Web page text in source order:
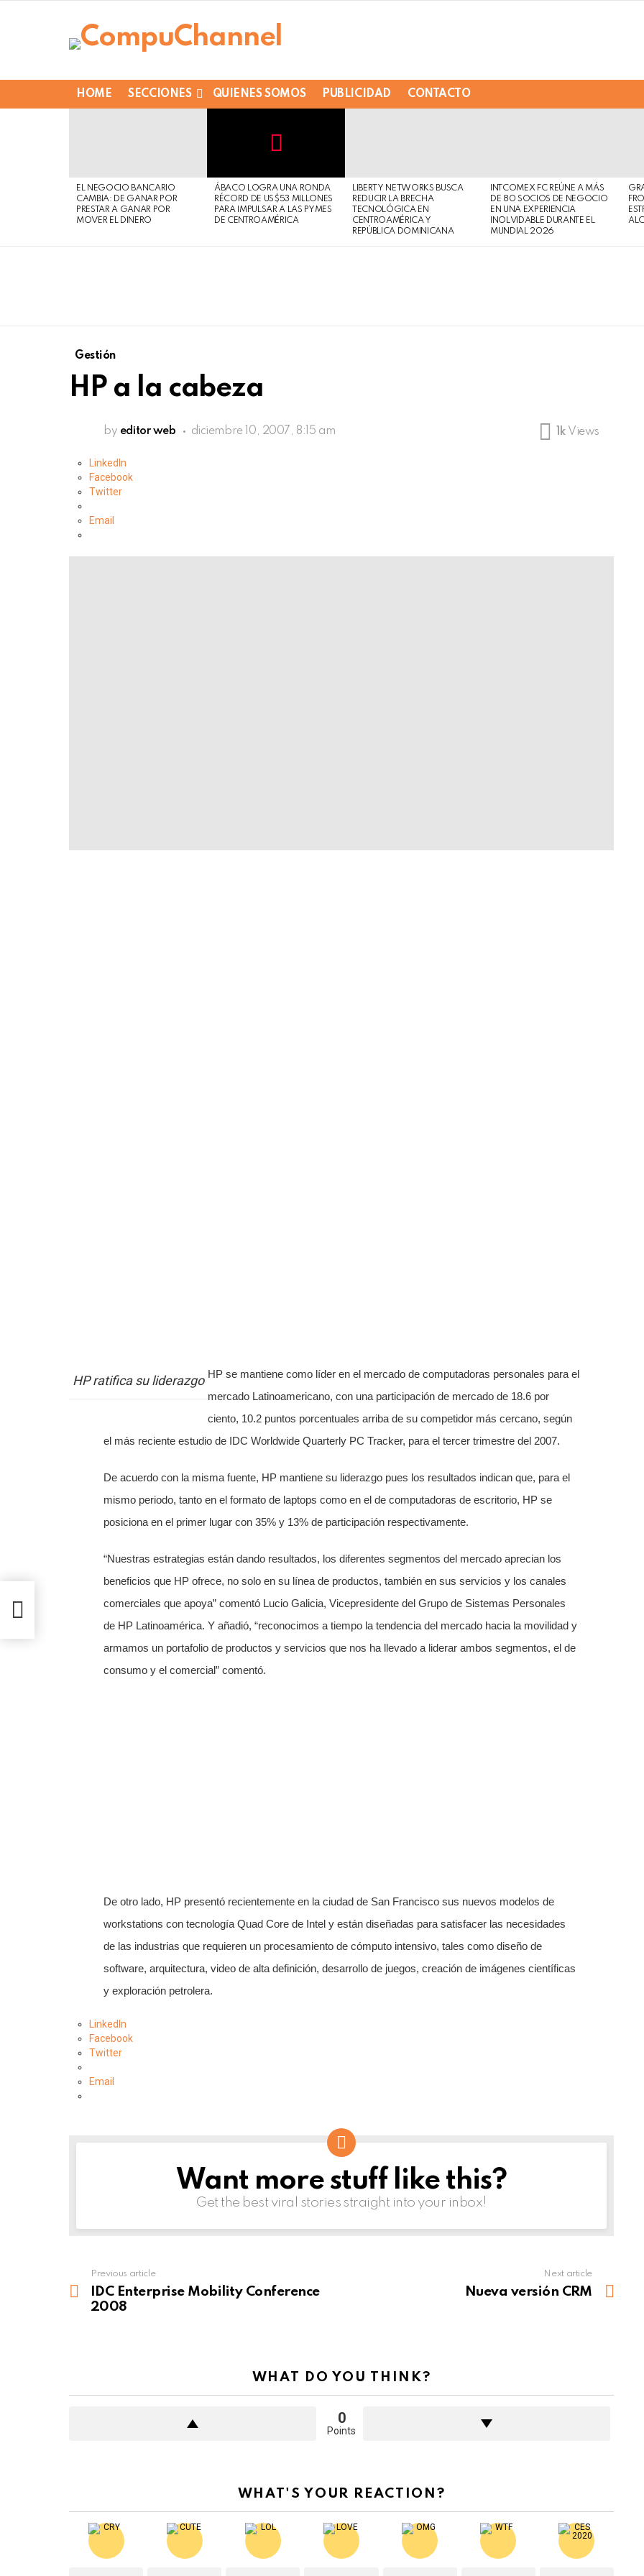
HOME SECCIONES QUIENES SOMOS PUBLICIDAD CONTACTO
EL NEGOCIO BANCARIO
CAMBIA: DE GANAR POR
PRESTAR A GANAR POR
MOVER EL DINERO
Safe
For
Work
view
this
post
ÁBACO LOGRA UNA RONDA
RÉCORD DE US$53 MILLONES
PARA IMPULSAR A LAS PYMES
DE CENTROAMÉRICA
LIBERTY NETWORKS BUSCA
REDUCIR LA BRECHA
TECNOLÓGICA EN
CENTROAMÉRICA Y
REPÚBLICA DOMINICANA
INTCOMEX FC REÚNE A MÁS
DE 80 SOCIOS DE NEGOCIO
EN UNA EXPERIENCIA
INOLVIDABLE DURANTE EL
MUNDIAL 2026
Gestión
HP a la cabeza
by editor web diciembre 10, 2007, 8:15 am 1k Views
LinkedIn
Facebook
Twitter
Email
HP ratifica su liderazgo HP se mantiene como líder en el mercado de computadoras personales para el
mercado Latinoamericano, con una participación de mercado de 18.6 por
ciento, 10.2 puntos porcentuales arriba de su competidor más cercano, según
el más reciente estudio de IDC Worldwide Quarterly PC Tracker, para el tercer trimestre del 2007.
De acuerdo con la misma fuente, HP mantiene su liderazgo pues los resultados indican que, para el
mismo periodo, tanto en el formato de laptops como en el de computadoras de escritorio, HP se
posiciona en el primer lugar con 35% y 13% de participación respectivamente.
“Nuestras estrategias están dando resultados, los diferentes segmentos del mercado aprecian los
beneficios que HP ofrece, no solo en su línea de productos, también en sus servicios y los canales
comerciales que apoya” comentó Lucio Galicia, Vicepresidente del Grupo de Sistemas Personales
de HP Latinoamérica. Y añadió, “reconocimos a tiempo la tendencia del mercado hacia la movilidad y
armamos un portafolio de productos y servicios que nos ha llevado a liderar ambos segmentos, el de
consumo y el comercial” comentó.
De otro lado, HP presentó recientemente en la ciudad de San Francisco sus nuevos modelos de
workstations con tecnología Quad Core de Intel y están diseñadas para satisfacer las necesidades
de las industrias que requieren un procesamiento de cómputo intensivo, tales como diseño de
software, arquitectura, video de alta definición, desarrollo de juegos, creación de imágenes científicas
y exploración petrolera.
LinkedIn
Facebook
Twitter
Email
NEWSLETTERWant more stuff like this?
Get the best viral stories straight into your inbox!
more
Previous article
IDC Enterprise Mobility Conference
2008
Next article
Nueva versión CRM
WHAT DO YOU THINK?
0
Points
WHAT'S YOUR REACTION?